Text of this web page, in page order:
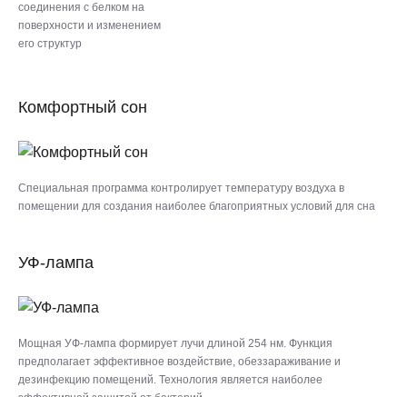
соединения с белком на
поверхности и изменением
его структур
Комфортный сон
Специальная программа контролирует температуру воздуха в
помещении для создания наиболее благоприятных условий для сна
УФ-лампа
Мощная УФ-лампа формирует лучи длиной 254 нм. Функция
предполагает эффективное воздействие, обеззараживание и
дезинфекцию помещений. Технология является наиболее